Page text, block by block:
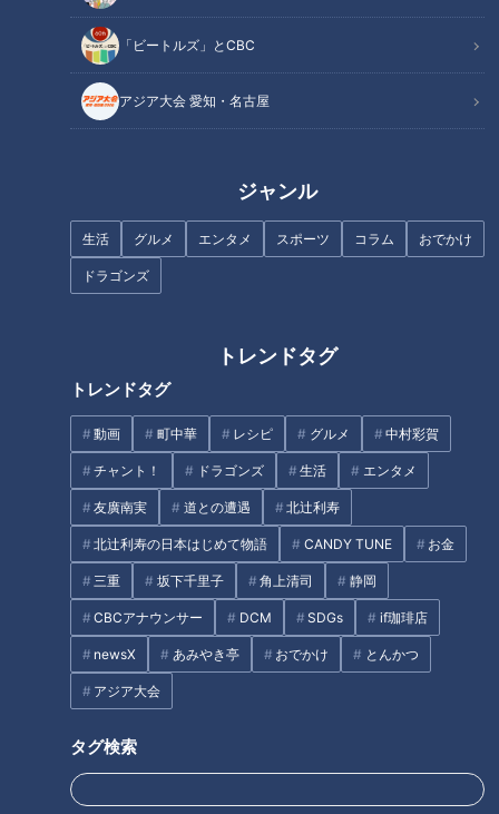
「ビートルズ」とCBC
アジア大会 愛知・名古屋
ジャンル
生活 グルメ エンタメ スポーツ コラム おでかけ
ドラゴンズ
トレンドタグ
トレンドタグ
動画 町中華 レシピ グルメ 中村彩賀
チャント！ ドラゴンズ 生活 エンタメ
友廣南実 道との遭遇 北辻利寿
北辻利寿の日本はじめて物語 CANDY TUNE お金
三重 坂下千里子 角上清司 静岡
CBCアナウンサー DCM SDGs if珈琲店
newsX あみやき亭 おでかけ とんかつ
アジア大会
タグ検索
の絶品ラーメンが楽しめる「酒
楽亭 空庵」
フランス人は菓子店「シャトレ
ーゼ」の店名に顔を赤らめる？
行列ができる人気ベーカリー店
主が認める「感動したパン」を
ラーメン数珠つなぎ第三弾！
麺、スープ、トッピングすべて
の調和がとれた上質な味「麺道
ひとひら」
魅力満載！バンテリンドームと
スタジアムグルメ3選
mellow（メロウ）」
タグ